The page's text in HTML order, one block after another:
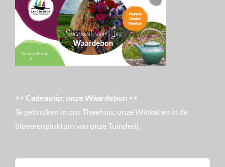
>> Cadeautip: onze Waardebon <<
Te gebruiken in ons Theehuis, onze Winkel en in de
bloemenpluktuin van onze Tuinderij.